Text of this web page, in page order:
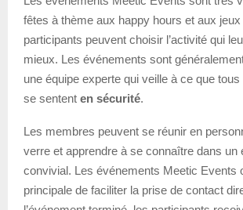
fêtes à thème aux happy hours et aux
participants peuvent choisir l’activité qui
mieux. Les événements sont
une équipe experte qui veille à ce que
se sentent en sécurité.
Les membres peuvent se réunir en
verre et apprendre à se connaître dans un
convivial. Les événements Meetic Events
principale de faciliter la prise de contact